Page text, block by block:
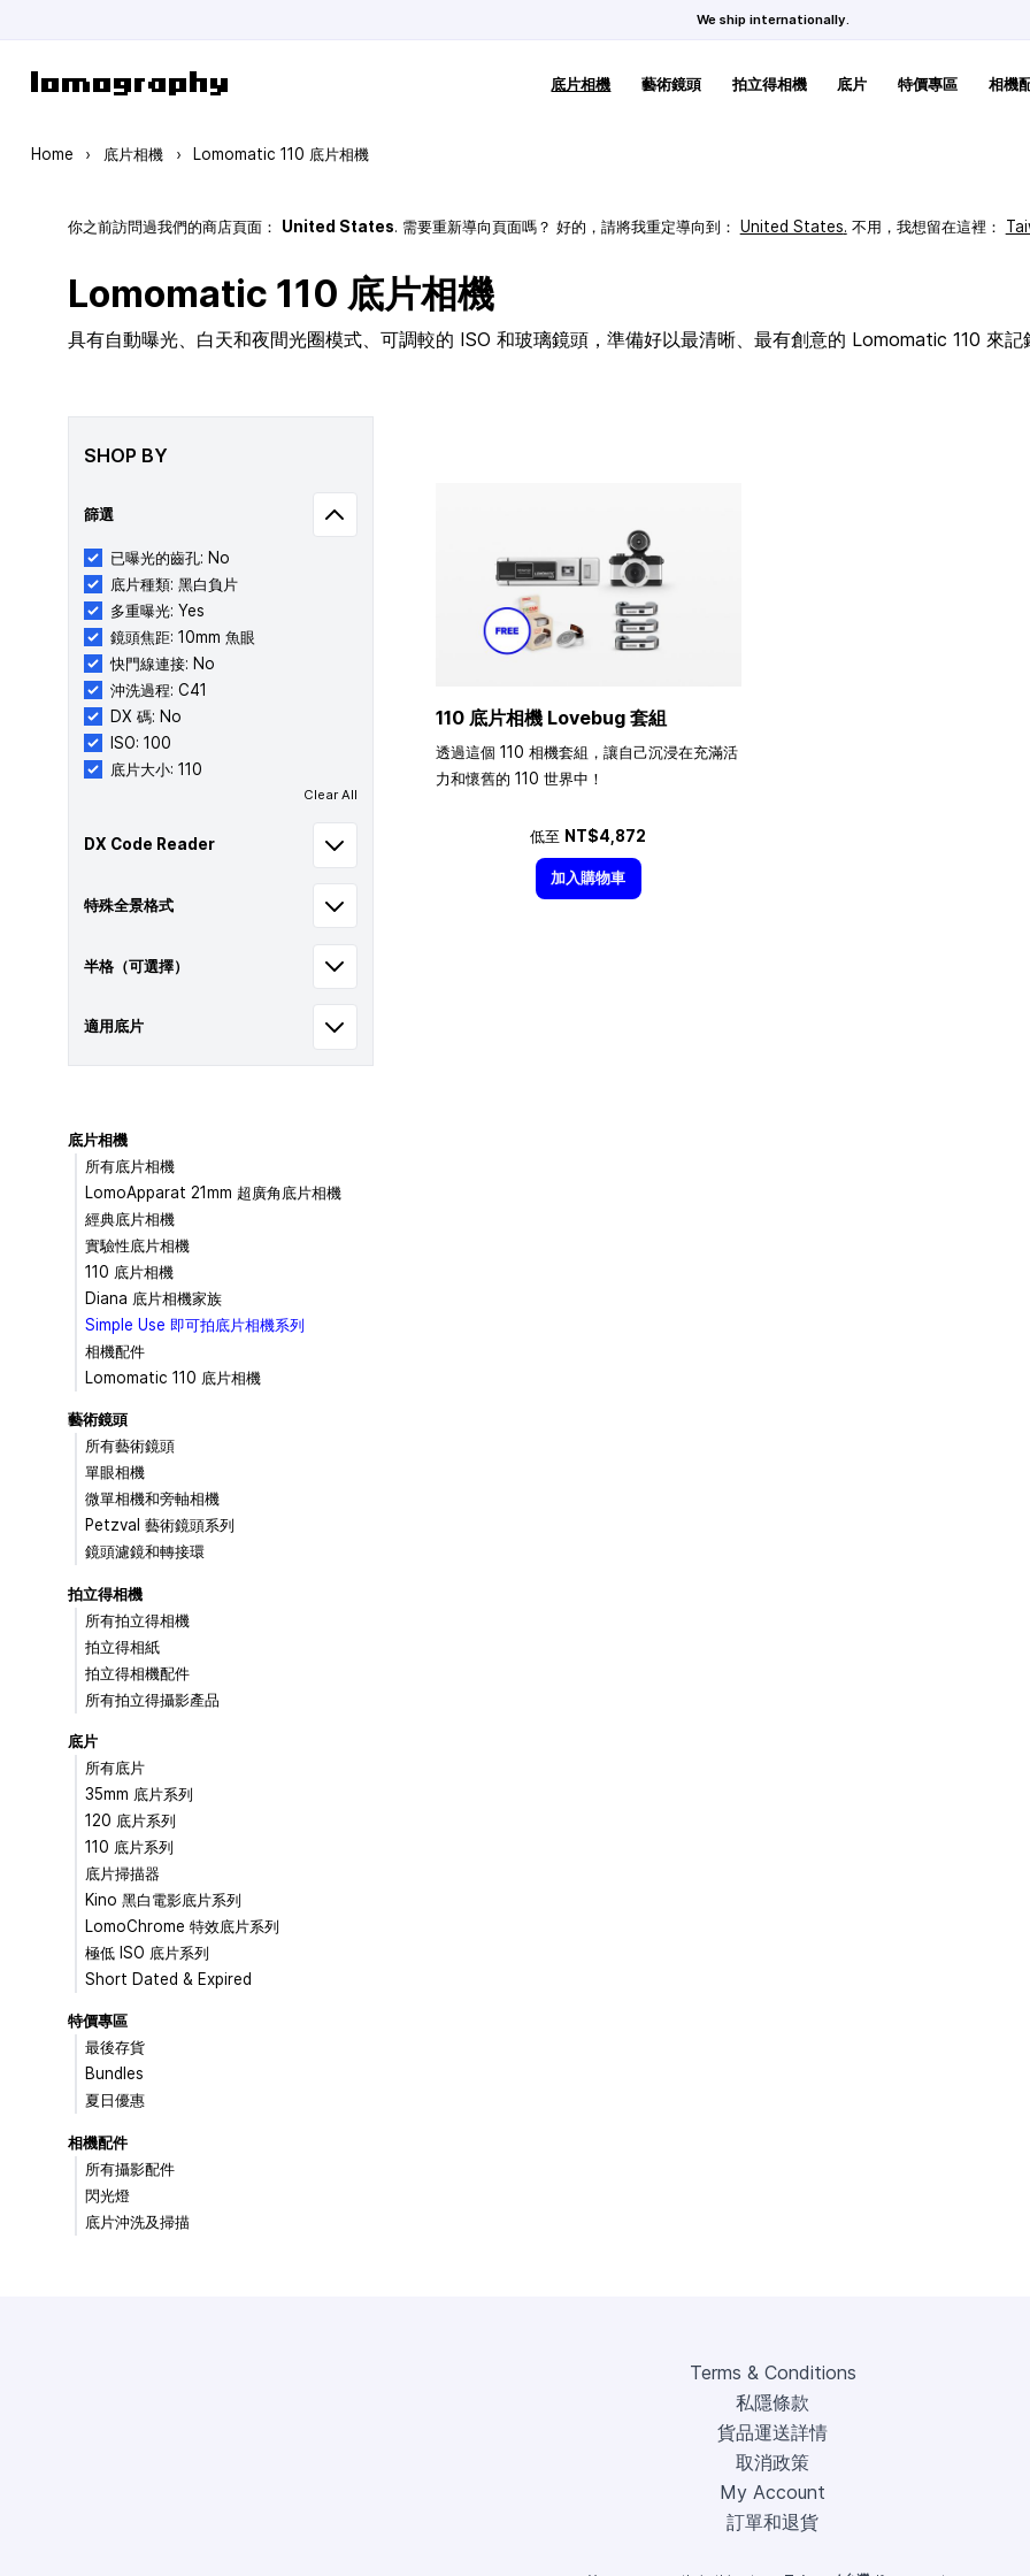
We ship internationally.
底片相機 藝術鏡頭 拍立得相機 底片 特價專區 相機
Home › 底片相機 › Lomomatic 110 底片相機
你之前訪問過我們的商店頁面： United States. 需要重新導向頁面嗎？ 好的，請將我重定導向到： United States. 不用，我想留在這裡：
Lomomatic 110 底片相機
具有自動曝光、白天和夜間光圈模式、可調較的 ISO 和玻璃鏡頭，準備好以最清晰、最有創意的 Lomomatic 110 來記
SHOP BY
篩選
已曝光的齒孔: No
底片種類: 黑白負片
多重曝光: Yes
鏡頭焦距: 10mm 魚眼
快門線連接: No
沖洗過程: C41
DX 碼: No
ISO: 100
底片大小: 110
Clear All
DX Code Reader
特殊全景格式
半格（可選擇）
適用底片
110 底片相機 Lovebug 套組
透過這個 110 相機套組，讓自己沉浸在充滿活
力和懷舊的 110 世界中！
低至 NT$4,872
加入購物車
底片相機
所有底片相機
LomoApparat 21mm 超廣角底片相機
經典底片相機
實驗性底片相機
110 底片相機
Diana 底片相機家族
Simple Use 即可拍底片相機系列
相機配件
Lomomatic 110 底片相機
藝術鏡頭
所有藝術鏡頭
單眼相機
微單相機和旁軸相機
Petzval 藝術鏡頭系列
鏡頭濾鏡和轉接環
拍立得相機
所有拍立得相機
拍立得相紙
拍立得相機配件
所有拍立得攝影產品
底片
所有底片
35mm 底片系列
120 底片系列
110 底片系列
底片掃描器
Kino 黑白電影底片系列
LomoChrome 特效底片系列
極低 ISO 底片系列
Short Dated & Expired
特價專區
最後存貨
Bundles
夏日優惠
相機配件
所有攝影配件
閃光燈
底片沖洗及掃描
Terms & Conditions
私隱條款
貨品運送詳情
取消政策
My Account
訂單和退貨